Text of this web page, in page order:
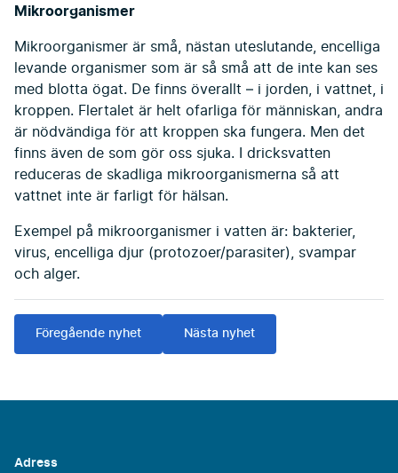
Mikroorganismer
Mikroorganismer är små, nästan uteslutande, encelliga
levande organismer som är så små att de inte kan ses
med blotta ögat. De finns överallt – i jorden, i vattnet, i
kroppen. Flertalet är helt ofarliga för människan, andra
är nödvändiga för att kroppen ska fungera. Men det
finns även de som gör oss sjuka. I dricksvatten
reduceras de skadliga mikroorganismerna så att
vattnet inte är farligt för hälsan.
Exempel på mikroorganismer i vatten är: bakterier,
virus, encelliga djur (protozoer/parasiter), svampar
och alger.
Föregående nyhet Nästa nyhet
Adress